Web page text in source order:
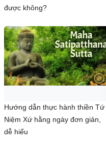
được không?
Hướng dẫn thực hành thiền Tứ
Niệm Xứ hằng ngày đơn giản,
dễ hiểu